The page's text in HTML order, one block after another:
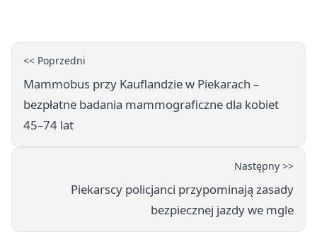
<< Poprzedni
Mammobus przy Kauflandzie w Piekarach –
bezpłatne badania mammograficzne dla kobiet
45–74 lat
Następny >>
Piekarscy policjanci przypominają zasady
bezpiecznej jazdy we mgle